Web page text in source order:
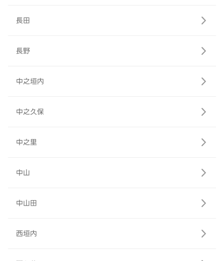
長田
長野
中之垣内
中之久保
中之里
中山
中山田
西垣内